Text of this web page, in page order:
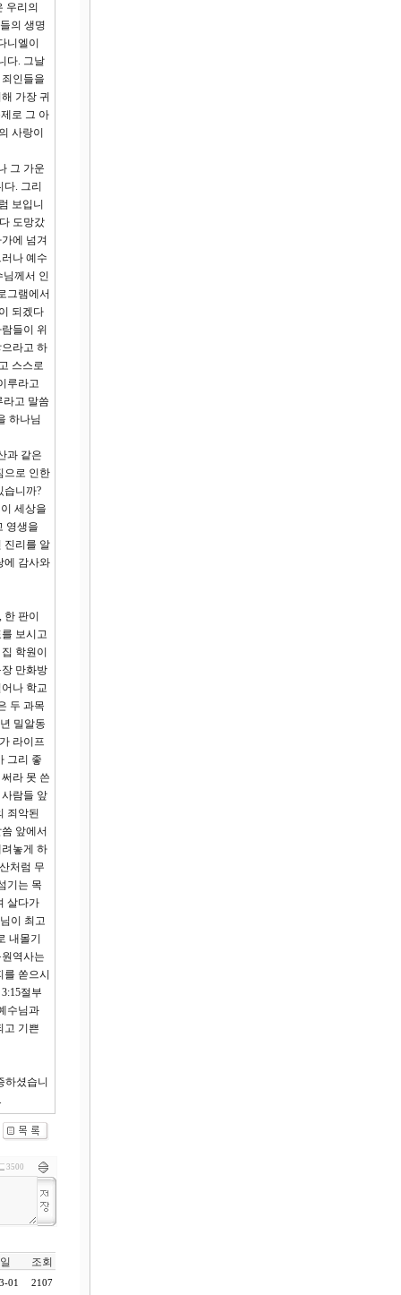
우리의
의 생명
니엘이
다. 그날
인들을
가장 귀
로 그 아
사랑이
그 가운
. 그리
보입니
도망갔
에 넘겨
나 예수
님께서 인
그램에서
되겠다
들이 위
라고 하
스스로
루라고
라고 말씀
하나님
과 같은
으로 인한
습니까?
세상을
영생을
진리를 알
에 감사와
판이
보시고
학원이
만화방
나 학교
두 과목
밀알동
라이프
그리 좋
라 못 쓴
람들 앞
죄악된
앞에서
놓게 하
처럼 무
기는 목
살다가
이 최고
내몰기
역사는
쏟으시
절부
수님과
고 기쁜
셨습니
3500
조회
01 2107